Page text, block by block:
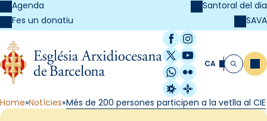
Agenda
Fes un donatiu
Santoral del dia
SAVA
Facebook
Instagram
X / Twitter
YouTube
WhatsApp
Flickr
Radio Estel
Catalunya
CA Cerca
Home Notícies Més de 200 persones participen a la vetlla al CIE